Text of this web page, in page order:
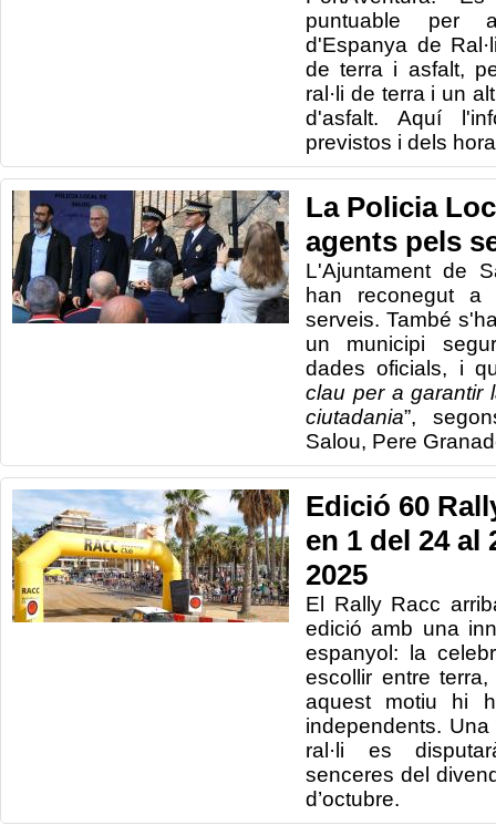
puntuable per
d'Espanya de
de terra i asfalt,
ral·li de terra i un
d'asfalt. Aquí
previstos i dels
La Policia
agents pels
L'Ajuntament de
han reconegut
serveis. També
un municipi
dades oficials, i
clau per a garantir
ciutadania”,
Salou, Pere
Edició 60
en 1 del 24 al
2025
El Rally Racc
edició amb una
espanyol: la
escollir entre
aquest motiu hi
independents.
ral·li es
senceres del
d’octubre.